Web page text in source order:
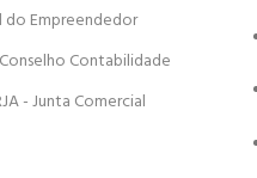
do Empreendedor
Contabilidade
- Junta Comercial